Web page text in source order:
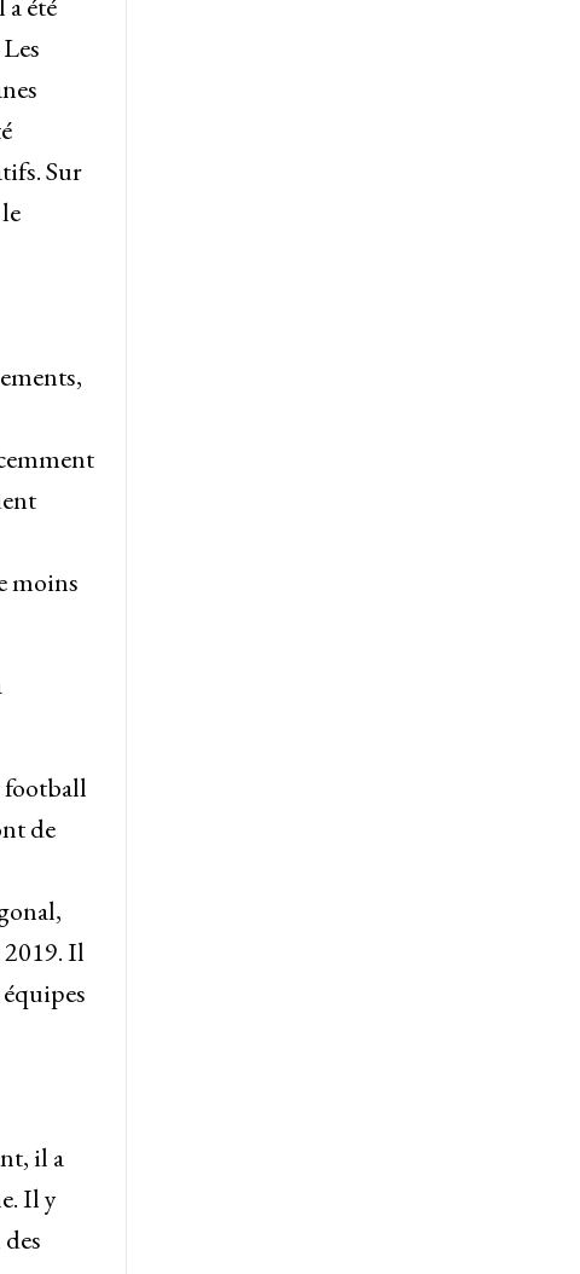
Sur
moins
football
de
Il
il a
Il y